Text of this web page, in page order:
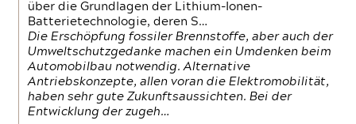
über die Grundlagen der Lithium-Ionen-
Batterietechnologie, deren S…
Die Erschöpfung fossiler Brennstoffe, aber auch der
Umweltschutzgedanke machen ein Umdenken beim
Automobilbau notwendig. Alternative
Antriebskonzepte, allen voran die Elektromobilität,
haben sehr gute Zukunftsaussichten. Bei der
Entwicklung der zugeh…